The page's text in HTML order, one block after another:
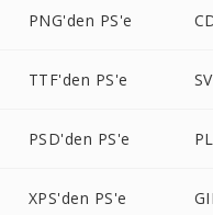
PNG'den PS'e
TTF'den PS'e
PSD'den PS'e
XPS'den PS'e